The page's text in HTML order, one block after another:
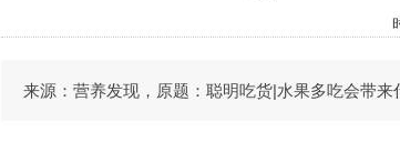
来源：营养发现，原题：聪明吃货|水果多吃会带来